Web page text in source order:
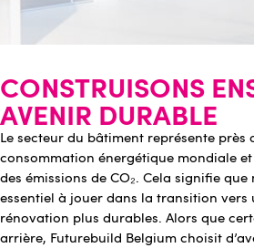
CONSTRUISONS
AVENIR DURABLE
Le secteur du bâtiment représente près
consommation énergétique mondiale
des émissions de CO₂. Cela signifie
essentiel à jouer dans la transition
rénovation plus durables. Alors que
arrière, Futurebuild Belgium choisit